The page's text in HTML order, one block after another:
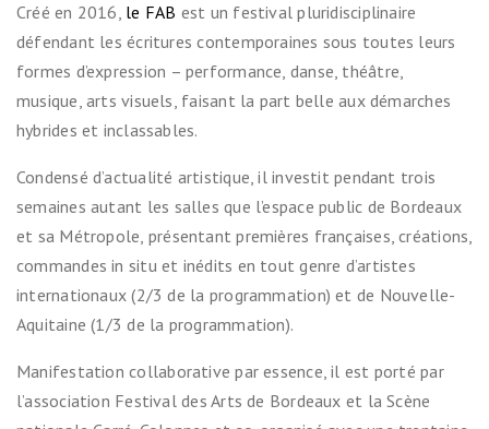
Créé en 2016, le FAB est un festival pluridisciplinaire
défendant les écritures contemporaines sous toutes leurs
formes d’expression – performance, danse, théâtre,
musique, arts visuels, faisant la part belle aux démarches
hybrides et inclassables.
Condensé d’actualité artistique, il investit pendant trois
semaines autant les salles que l’espace public de Bordeaux
et sa Métropole, présentant premières françaises, créations,
commandes in situ et inédits en tout genre d’artistes
internationaux (2/3 de la programmation) et de Nouvelle-
Aquitaine (1/3 de la programmation).
Manifestation collaborative par essence, il est porté par
l’association Festival des Arts de Bordeaux et la Scène